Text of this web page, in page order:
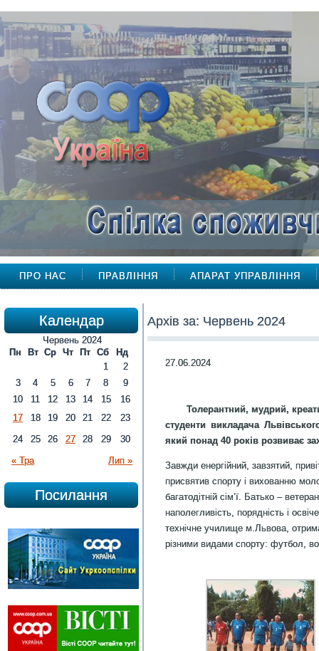
ПРО НАС ПРАВЛІННЯ АПАРАТ УПРАВЛІННЯ
Календар
Червень 2024
Пн
Вт Ср Чт Пт Сб Нд
« Тра Лип »
1
2
3
4 5 6 7 8
9
10
11 12 13 14 15
16
17
18 19 20 21 22
23
24
25 26 27 28 29 30
Посилання
Архів за: Червень 2024
27.06.2024
Толерантний, мудрий,
студенти викладача
який понад 40 років розвиває
Завжди енергійний, завзятий,
присвятив спорту і вихованню
багатодітній сім’ї. Батько –
наполегливість, порядність і
технічне училище м.Львова,
різними видами спорту: футбол,